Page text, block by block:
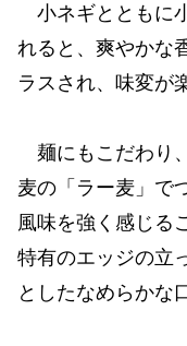
小ネギとともに
れると、爽やかな
ラスされ、味変が
麺にもこだわり
麦の「ラー麦」で
風味を強く感じる
特有のエッジの立
としたなめらかな